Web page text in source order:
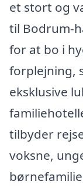
et stort og
til Bodrum-
for at bo i
forplejning,
eksklusive
tilbyder
voksne,